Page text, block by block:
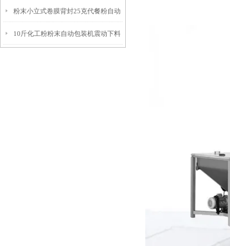
品简介
粉末小立式卷膜背封25克代餐粉自动
包装机简介
10斤化工粉粉末自动包装机震动下料